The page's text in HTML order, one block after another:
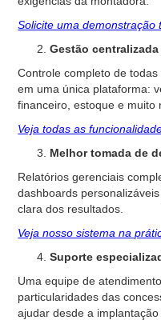
Solicite uma demonstração
Gestão
Controle completo de
em uma única plataforma:
financeiro, estoque e muito
Veja todas as
Melhor tomada de
Relatórios gerenciais
dashboards
clara dos resultados.
Veja nosso sistema na
Suporte
Uma equipe de
particularidades das
ajudar desde a